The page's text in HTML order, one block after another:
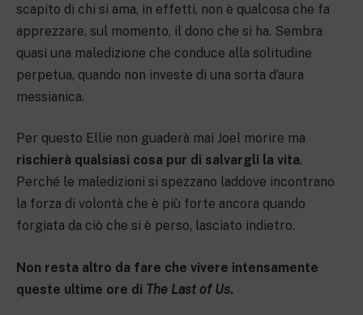
scapito di chi si ama, in effetti, non è qualcosa che fa
apprezzare, sul momento, il dono che si ha. Sembra
quasi una maledizione che conduce alla solitudine
perpetua, quando non investe di una sorta d’aura
messianica.
Per questo Ellie non guaderà mai Joel morire ma
rischierà qualsiasi cosa pur di salvargli la vita.
Perché le maledizioni si spezzano laddove incontrano
la forza di volontà che è più forte ancora quando
forgiata da ciò che si è perso, lasciato indietro.
Non resta altro da fare che vivere intensamente
queste ultime ore di The Last of Us.